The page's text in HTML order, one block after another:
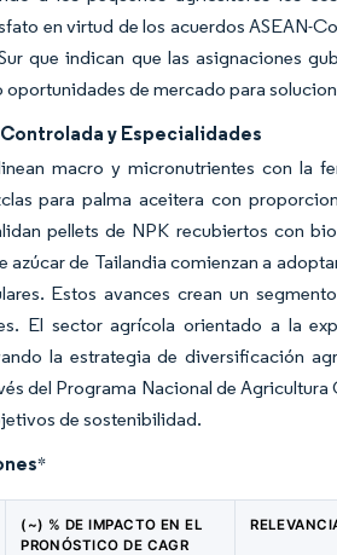
en virtud de los acuerdos ASEAN-
que indican que las asignaciones
oportunidades de mercado para
y Especialidades
macro y micronutrientes con la
para palma aceitera con
pellets de NPK recubiertos con
azúcar de Tailandia comienzan a
Estos avances crean un
El sector agrícola orientado a la
la estrategia de diversificación
del Programa Nacional de
de sostenibilidad.
*
(~) % DE IMPACTO EN EL
PRONÓSTICO DE CAGR